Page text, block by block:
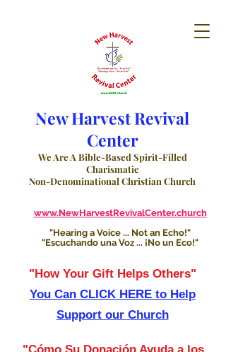
New Harvest Revival
Center
We Are A Bible-Based Spirit-Filled
Charismatic
Non-Denominational Christian Church
www.NewHarvestRevivalCenter.church
"Hearing a Voice ... Not an Echo!"
"Escuchando una Voz ... ¡No un Eco!"
"How Your Gift Helps Others"
You Can CLICK HERE to Help
Support our Church